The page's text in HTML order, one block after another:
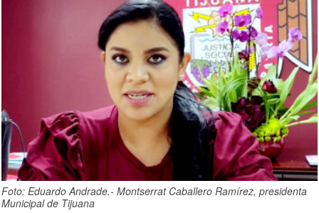
Foto: Eduardo Andrade.- Montserrat Caballero Ramírez, presidenta
Municipal de Tijuana